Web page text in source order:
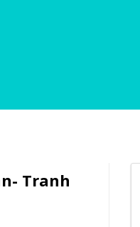
Tranh